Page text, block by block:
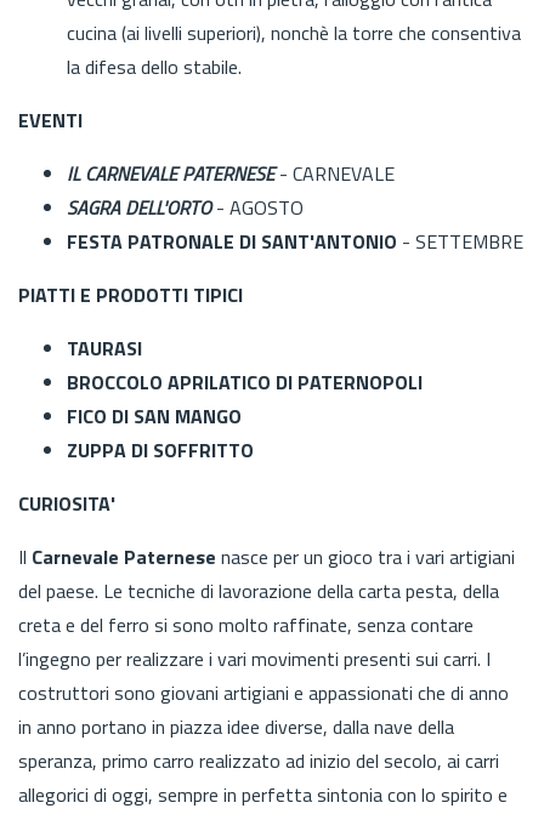
cucina (ai livelli superiori), nonchè la torre che consentiva
la difesa dello stabile.
EVENTI
IL CARNEVALE PATERNESE- CARNEVALE
SAGRA DELL'ORTO- AGOSTO
FESTA PATRONALE DI SANT'ANTONIO - SETTEMBRE
PIATTI E PRODOTTI TIPICI
TAURASI
BROCCOLO APRILATICO DI PATERNOPOLI
FICO DI SAN MANGO
ZUPPA DI SOFFRITTO
CURIOSITA'
Il Carnevale Paternese nasce per un gioco tra i vari artigiani
del paese. Le tecniche di lavorazione della carta pesta, della
creta e del ferro si sono molto raffinate, senza contare
l’ingegno per realizzare i vari movimenti presenti sui carri. I
costruttori sono giovani artigiani e appassionati che di anno
in anno portano in piazza idee diverse, dalla nave della
speranza, primo carro realizzato ad inizio del secolo, ai carri
allegorici di oggi, sempre in perfetta sintonia con lo spirito e